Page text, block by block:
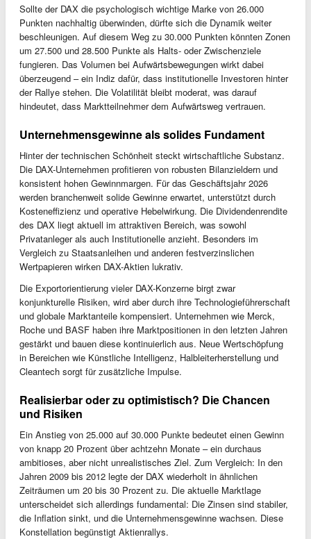
Sollte der DAX die psychologisch wichtige Marke von 26.000
Punkten nachhaltig überwinden, dürfte sich die Dynamik weiter
beschleunigen. Auf diesem Weg zu 30.000 Punkten könnten Zonen
um 27.500 und 28.500 Punkte als Halts- oder Zwischenziele
fungieren. Das Volumen bei Aufwärtsbewegungen wirkt dabei
überzeugend – ein Indiz dafür, dass institutionelle Investoren hinter
der Rallye stehen. Die Volatilität bleibt moderat, was darauf
hindeutet, dass Marktteilnehmer dem Aufwärtsweg vertrauen.
Unternehmensgewinne als solides Fundament
Hinter der technischen Schönheit steckt wirtschaftliche Substanz.
Die DAX-Unternehmen profitieren von robusten Bilanzieldern und
konsistent hohen Gewinnmargen. Für das Geschäftsjahr 2026
werden branchenweit solide Gewinne erwartet, unterstützt durch
Kosteneffizienz und operative Hebelwirkung. Die Dividendenrendite
des DAX liegt aktuell im attraktiven Bereich, was sowohl
Privatanleger als auch Institutionelle anzieht. Besonders im
Vergleich zu Staatsanleihen und anderen festverzinslichen
Wertpapieren wirken DAX-Aktien lukrativ.
Die Exportorientierung vieler DAX-Konzerne birgt zwar
konjunkturelle Risiken, wird aber durch ihre Technologieführerschaft
und globale Marktanteile kompensiert. Unternehmen wie Merck,
Roche und BASF haben ihre Marktpositionen in den letzten Jahren
gestärkt und bauen diese kontinuierlich aus. Neue Wertschöpfung
in Bereichen wie Künstliche Intelligenz, Halbleiterherstellung und
Cleantech sorgt für zusätzliche Impulse.
Realisierbar oder zu optimistisch? Die Chancen
und Risiken
Ein Anstieg von 25.000 auf 30.000 Punkte bedeutet einen Gewinn
von knapp 20 Prozent über achtzehn Monate – ein durchaus
ambitioses, aber nicht unrealistisches Ziel. Zum Vergleich: In den
Jahren 2009 bis 2012 legte der DAX wiederholt in ähnlichen
Zeiträumen um 20 bis 30 Prozent zu. Die aktuelle Marktlage
unterscheidet sich allerdings fundamental: Die Zinsen sind stabiler,
die Inflation sinkt, und die Unternehmensgewinne wachsen. Diese
Konstellation begünstigt Aktienrallys.